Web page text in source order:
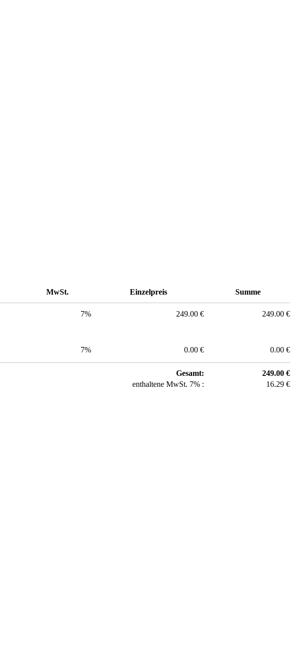
MwSt. Einzelpreis Summe
7% 249.00 € 249.00 €
7% 0.00 € 0.00 €
Gesamt:
249.00 €
enthaltene MwSt. 7% :
16.29 €